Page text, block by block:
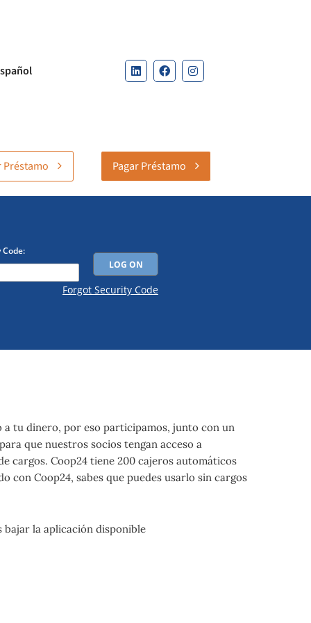
Pagar Préstamo
a tu dinero, por eso participamos, junto con un
que nuestros socios tengan acceso a
cargos. Coop24 tiene 200 cajeros automáticos
con Coop24, sabes que puedes usarlo sin cargos
bajar la aplicación disponible